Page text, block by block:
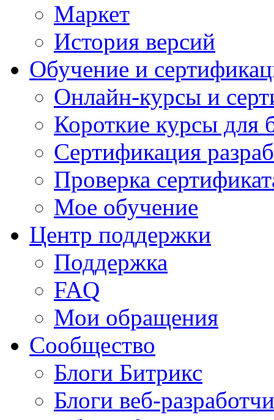
Маркет
История версий
Обучение и
Онлайн-курсы и
Короткие курсы для
Сертификация
Проверка
Мое обучение
Центр поддержки
Поддержка
FAQ
Мои обращения
Сообщество
Блоги Битрикс
Блоги веб-